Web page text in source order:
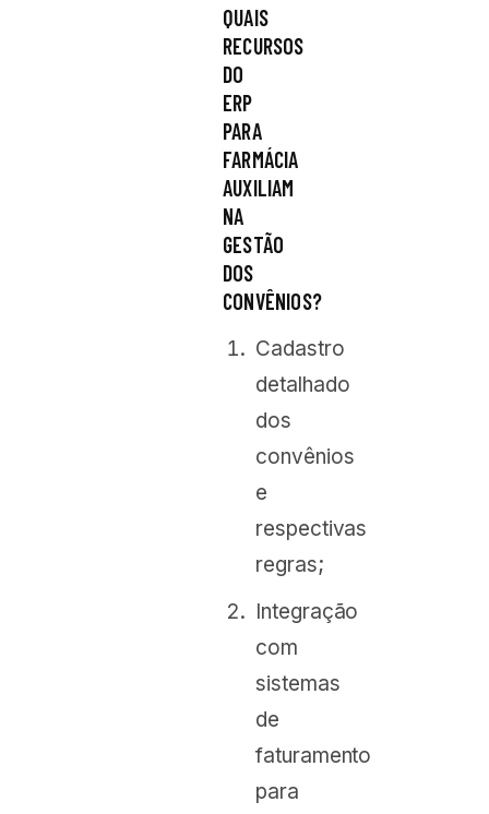
QUAIS
RECURSOS
DO
ERP
PARA
FARMÁCIA
AUXILIAM
NA
GESTÃO
DOS
CONVÊNIOS?
Cadastro
detalhado
dos
convênios
e
respectivas
regras;
Integração
com
sistemas
de
faturamento
para